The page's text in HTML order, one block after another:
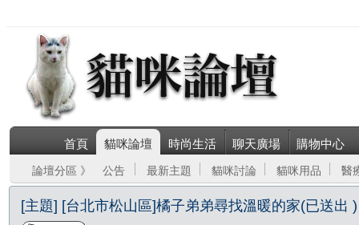
首頁 貓咪論壇 時尚生活 聊天廣場 購物中心
論壇分區 》 公告 最新主題 貓咪討論 貓咪用品 醫
[主題] [台北市松山區]橘子弟弟尋找溫暖的家(已送出 )